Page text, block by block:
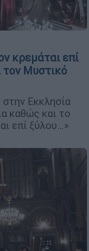
κρεμάται επί
τον Μυστικό
Εκκλησία
καθώς και το
επί ξύλου…»